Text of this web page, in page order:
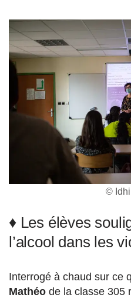
©
♦ Les élèves
l’alcool dans les
Interrogé à chaud sur ce
Mathéo de la classe 305